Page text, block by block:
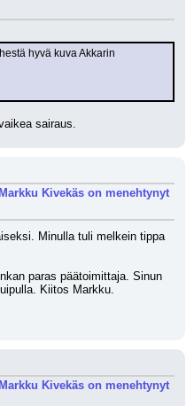
hyvä kuva Akkarin
sairaus.
Kivekäs on menehtynyt
Minulla tuli melkein tippa
paras päätoimittaja. Sinun
Kiitos Markku.
Kivekäs on menehtynyt